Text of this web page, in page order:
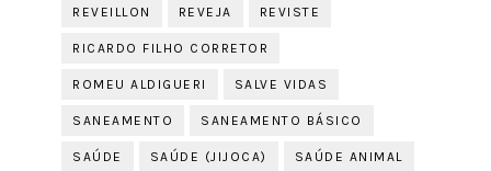
REVEILLON REVEJA REVISTE
RICARDO FILHO CORRETOR
ROMEU ALDIGUERI SALVE VIDAS
SANEAMENTO SANEAMENTO BÁSICO
SAÚDE SAÚDE (JIJOCA) SAÚDE ANIMAL